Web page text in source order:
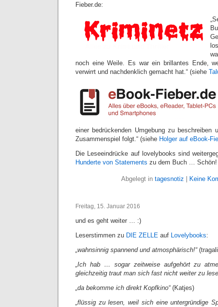
Fieber.de:
noch eine Weile. Es war ein brillantes Ende,
verwirrt und nachdenklich gemacht hat.“ (siehe
einer bedrückenden Umgebung zu beschreiben
Zusammenspiel folgt.“ (siehe Holger auf eBook-
Die Leseeindrücke auf lovelybooks sind
Hunderte von Statements zu dem Buch … Schön!
Abgelegt in tagesnotiz Keine
Freitag, 15. Januar 2016
und es geht weiter … :)
Leserstimmen zu DIE ZELLE auf Lovelybooks:
„wahnsinnig spannend und atmosphärisch!“
„Ich hab … sogar zeitweise aufgehört zu
gleichzeitig traut man sich fast nicht weiter zu
„da bekomme ich direkt Kopfkino“(Katjes)
„flüssig zu lesen, weil sich eine untergründige